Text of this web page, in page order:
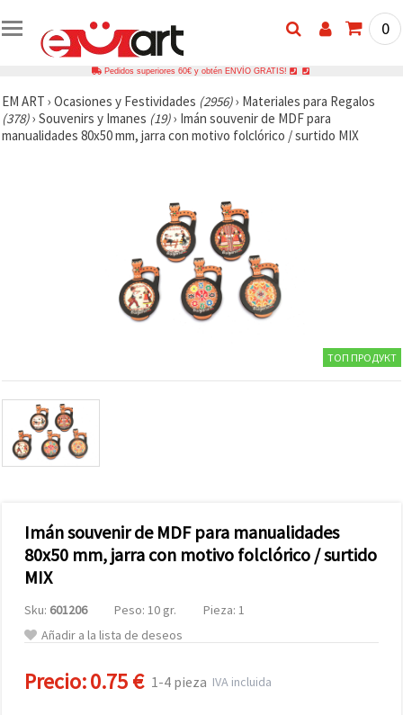
0
Pedidos superiores 60€ y obtén ENVÍO GRATIS!
EM ART › Ocasiones y Festividades (2956)› Materiales para Regalos
(378)› Souvenirs y Imanes (19)› Imán souvenir de MDF para
manualidades 80x50 mm, jarra con motivo folclórico / surtido MIX
ТОП ПРОДУКТ
Imán souvenir de MDF para manualidades
80x50 mm, jarra con motivo folclórico / surtido
MIX
Sku: 601206 Peso: 10 gr.
Pieza: 1
Añadir a la lista de deseos
Precio:0.75 € 1-4 pieza IVA incluida